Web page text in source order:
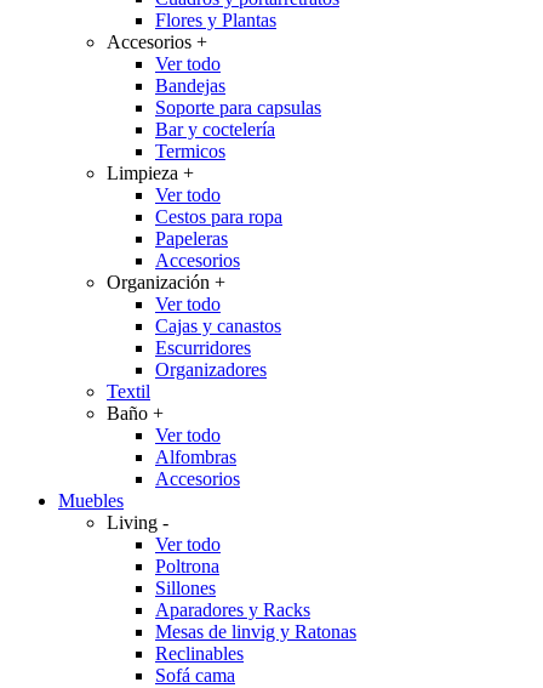
Flores y Plantas
Accesorios +
Ver todo
Bandejas
Soporte para capsulas
Bar y coctelería
Termicos
Limpieza +
Ver todo
Cestos para ropa
Papeleras
Accesorios
Organización +
Ver todo
Cajas y canastos
Escurridores
Organizadores
Textil
Baño +
Ver todo
Alfombras
Accesorios
Muebles
Living -
Ver todo
Poltrona
Sillones
Aparadores y Racks
Mesas de linvig y Ratonas
Reclinables
Sofá cama